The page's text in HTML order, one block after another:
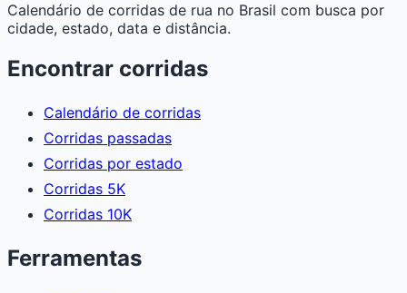
Calendário de corridas de rua no Brasil com busca por
cidade, estado, data e distância.
Encontrar corridas
Calendário de corridas
Corridas passadas
Corridas por estado
Corridas 5K
Corridas 10K
Ferramentas